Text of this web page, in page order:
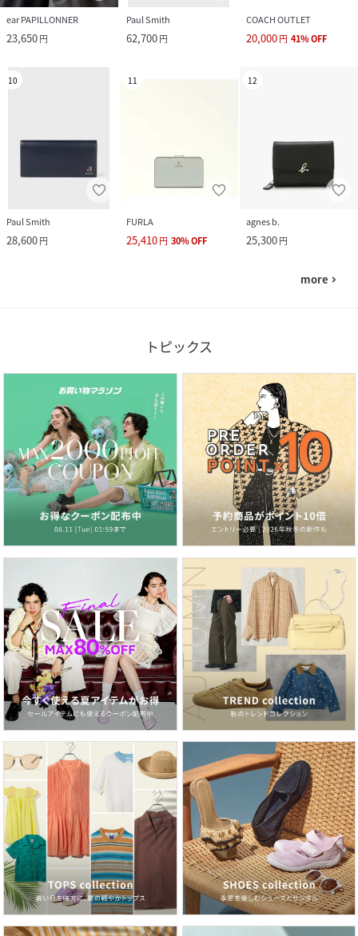
ear PAPILLONNER
23,650円
Paul Smith
62,700円
COACH OUTLET
20,000円 41%OFF
10
Paul Smith
28,600円
11
FURLA
25,410円 30%OFF
12
agnes b.
25,300円
more navigate_next
トピックス